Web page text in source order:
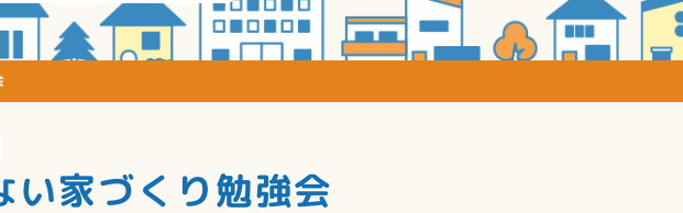
い家づくり勉強会